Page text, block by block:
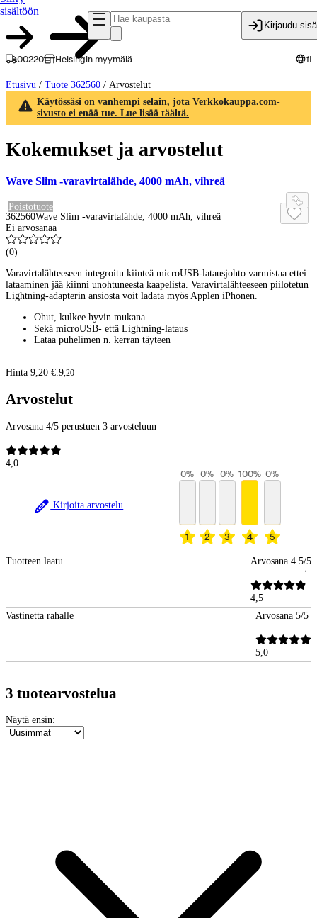
sisältöön
Kirjaudu
00220 Helsingin myymälä fi
Etusivu / Tuote 362560 / Arvostelut
Käytössäsi on vanhempi selain, jota Verkkokauppa.com-
sivusto ei enää tue. Lue lisää täältä.
Kokemukset ja arvostelut
Wave Slim -varavirtalähde, 4000 mAh, vihreä
Poistotuote
362560Wave Slim -varavirtalähde, 4000 mAh, vihreä
Ei arvosanaa
(0)
Varavirtalähteeseen integroitu kiinteä microUSB-latausjohto varmistaa ettei
lataaminen jää kiinni unohtuneesta kaapelista. Varavirtalähteeseen piilotetun
Lightning-adapterin ansiosta voit ladata myös Applen iPhonen.
Ohut, kulkee hyvin mukana
Sekä microUSB- että Lightning-lataus
Lataa puhelimen n. kerran täyteen
Hinta 9,20 €. 9,20
Arvostelut
Arvosana 4/5 perustuen 3 arvosteluun
4,0
Kirjoita arvostelu
1
0%
2
0%
3
0%
4
100%
5
0%
Tuotteen laatu Arvosana 4.5/5
4,5
Vastinetta rahalle
Arvosana 5/5
5,0
3 tuotearvostelua
Näytä ensin: